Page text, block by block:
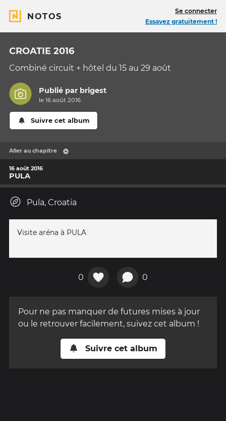
NOTOS
Se connecter
Essayez gratuitement !
CROATIE 2016
Combiné circuit + hôtel du 15 au 29 août
Publié par brigest
le 16 août 2016
Suivre cet album
Aller au chapitre
16 août 2016
PULA
Pula, Croatia
Visite aréna à PULA
0 0
Pour ne pas manquer de futures mises à jour
ou le retrouver facilement, suivez cet album !
Suivre cet album